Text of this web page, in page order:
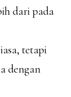
dari pada
tetapi
dengan